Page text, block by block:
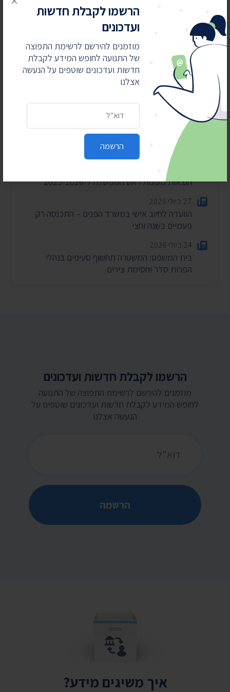
הרשמו לקבלת חדשות
ועדכונים
מוזמנים להירשם לרשימת התפוצה
של התנועה לחופש המידע לקבלת
חדשות ועדכונים שוטפים על הנעשה
אצלנו
הרשמה
חדשות אחרונות
חשפנו: דוחות הביקורת על לימודי ליבה במוסדות
חרדיים
2 באוגוסט 2026
עתרנו וחשפנו: יומן הפגישות של השרה עידית סילמן
הוצאות מעונות ראש הממשלה ל-2025-2026
27 ביולי 2026
הוועדה לחיוב אישי במשרד הפנים – התכנסה רק
פעמיים בשנה וחצי
24 ביולי 2026
בית המשפט: המשטרה תחשוף סעיפים בנהלי
הפרות סדר וחסימת צירים
הרשמו לקבלת חדשות ועדכונים
מוזמנים להירשם לרשימת התפוצה של התנועה
לחופש המידע לקבלת חדשות ועדכונים שוטפים על
הנעשה אצלנו
הרשמה
איך משיגים מידע?